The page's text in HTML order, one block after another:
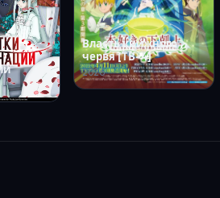
Власть книжного
червя [ТВ-4]
2026